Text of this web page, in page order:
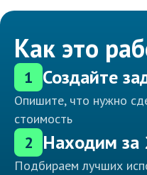
Как это
1 Создайте
Опишите, что нужно
стоимость
2 Находим за
Подбираем лучших